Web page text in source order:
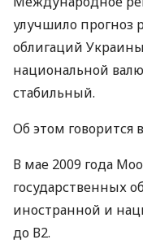
улучшило прогноз
облигаций
национальной
стабильный.
Об этом говорится
В мае 2009 года
государственных
иностранной и
до В2.